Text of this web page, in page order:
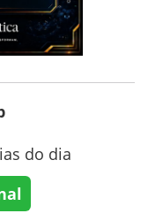
do dia